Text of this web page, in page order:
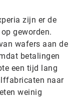
zijn er de
geworden.
wafers aan de
betalingen
een tijd lang
naar
weinig